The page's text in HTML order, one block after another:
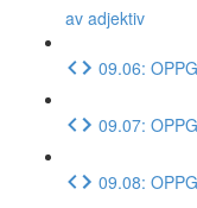
av adjektiv
09.06:
09.07:
09.08: